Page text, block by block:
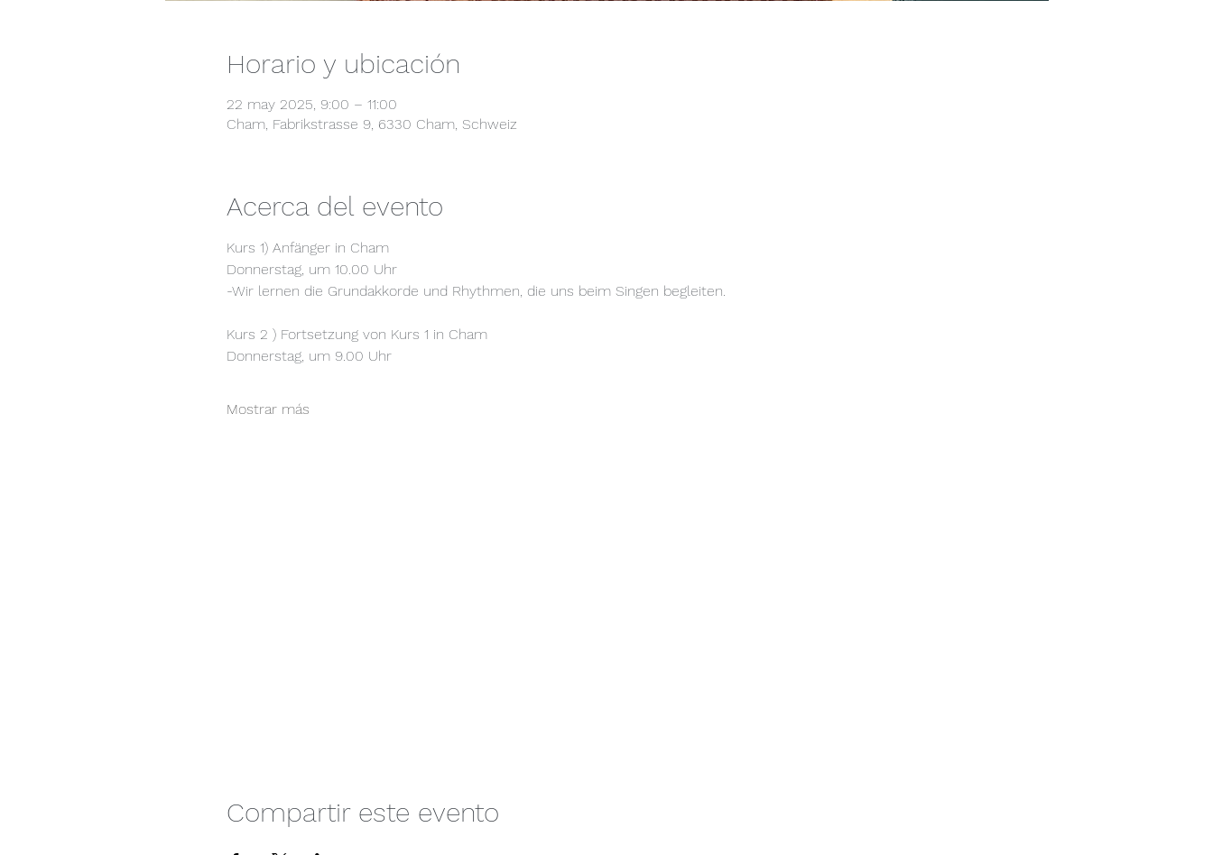
Horario y ubicación
22 may 2025, 9:00 – 11:00
Cham, Fabrikstrasse 9, 6330 Cham, Schweiz
Acerca del evento
Kurs 1) Anfänger in Cham
Donnerstag, um 10.00 Uhr
-Wir lernen die Grundakkorde und Rhythmen, die uns beim Singen begleiten.
Kurs 2 ) Fortsetzung von Kurs 1 in Cham
Donnerstag, um 9.00 Uhr
Mostrar más
Compartir este evento